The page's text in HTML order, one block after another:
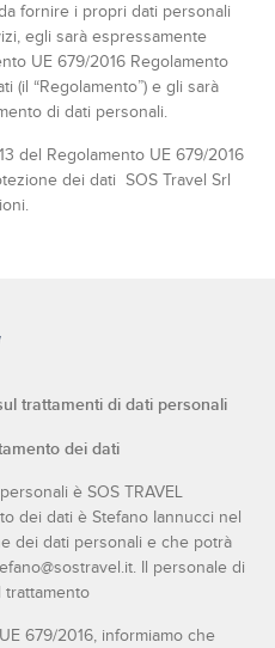
fornire i propri dati personali
egli sarà espressamente
UE 679/2016 Regolamento
(il “Regolamento”) e gli sarà
di dati personali.
del Regolamento UE 679/2016
dei dati SOS Travel Srl
trattamenti di dati personali
dei dati
è SOS TRAVEL
dei dati è Stefano Iannucci nel
dei dati personali e che potrà
Il personale di
trattamento
679/2016, informiamo che